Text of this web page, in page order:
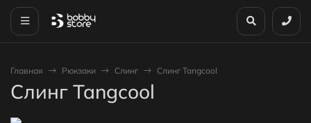
Главная Рюкзаки Слинг Слинг Tangcool
Слинг Tangcool